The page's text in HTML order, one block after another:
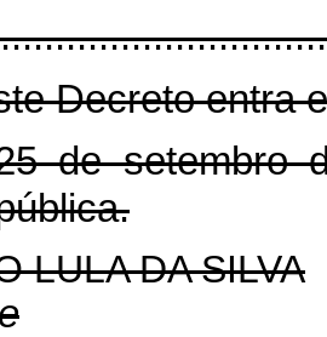
Decreto entra
de setembro
LULA DA SILVA